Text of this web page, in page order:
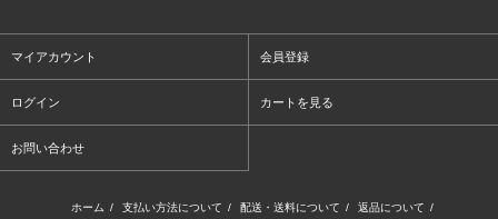
マイアカウント 会員登録
ログイン カートを見る
お問い合わせ
ホーム / 支払い方法について / 配送・送料について / 返品について /